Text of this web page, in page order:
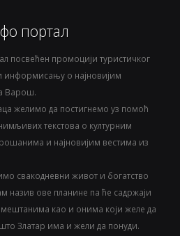
портал
посвећен промоцији туристичког
информисању о најновијим
Варош.
желимо да постигнемо уз помоћ
текстова о културним
и најновијим вестима из
свакодневни живот и богатство
назив ове планине па ће садржаји
као и онима који желе да
Златар има и жели да понуди.